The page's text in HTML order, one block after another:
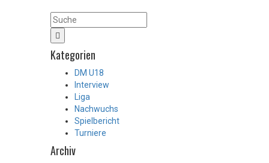
Kategorien
DM U18
Interview
Liga
Nachwuchs
Spielbericht
Turniere
Archiv